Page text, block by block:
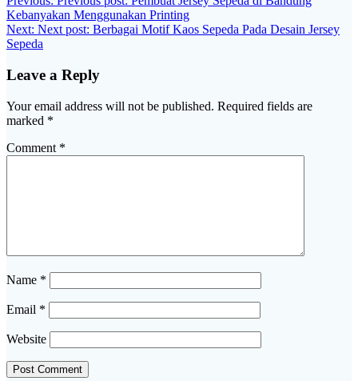
Kebanyakan Menggunakan Printing
Next: Next post: Berbagai Motif Kaos Sepeda Pada Desain Jersey
Sepeda
Leave a Reply
Your email address will not be published. Required fields are
marked *
Comment *
Name *
Email *
Website